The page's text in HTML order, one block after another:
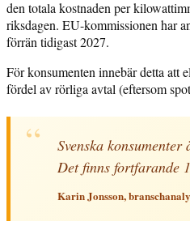
den totala kostnaden per
riksdagen. EU-kommissionen har
förrän tidigast 2027.
För konsumenten innebär detta att
fördel av rörliga avtal (eftersom
“
Svenska
Det finns fortfarande
Karin Jonsson,